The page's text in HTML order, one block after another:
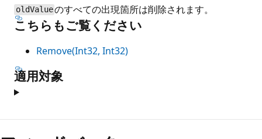
oldValueのすべての出現箇所は削除されます。
こちらもご覧ください
Remove(Int32, Int32)
適用対象